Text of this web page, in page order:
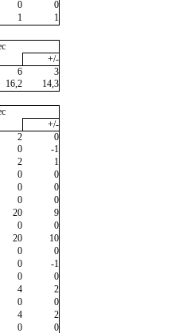
0
0
1
1
+/-
6
3
16,2
14,3
+/-
2
0
0
-1
2
1
0
0
0
0
0
0
20
9
0
0
20
10
0
0
0
-1
0
0
4
2
0
0
4
2
0
0